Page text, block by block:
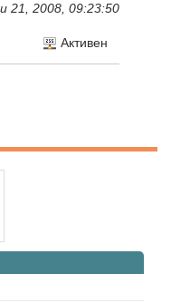
21, 2008, 09:23:50
Активен